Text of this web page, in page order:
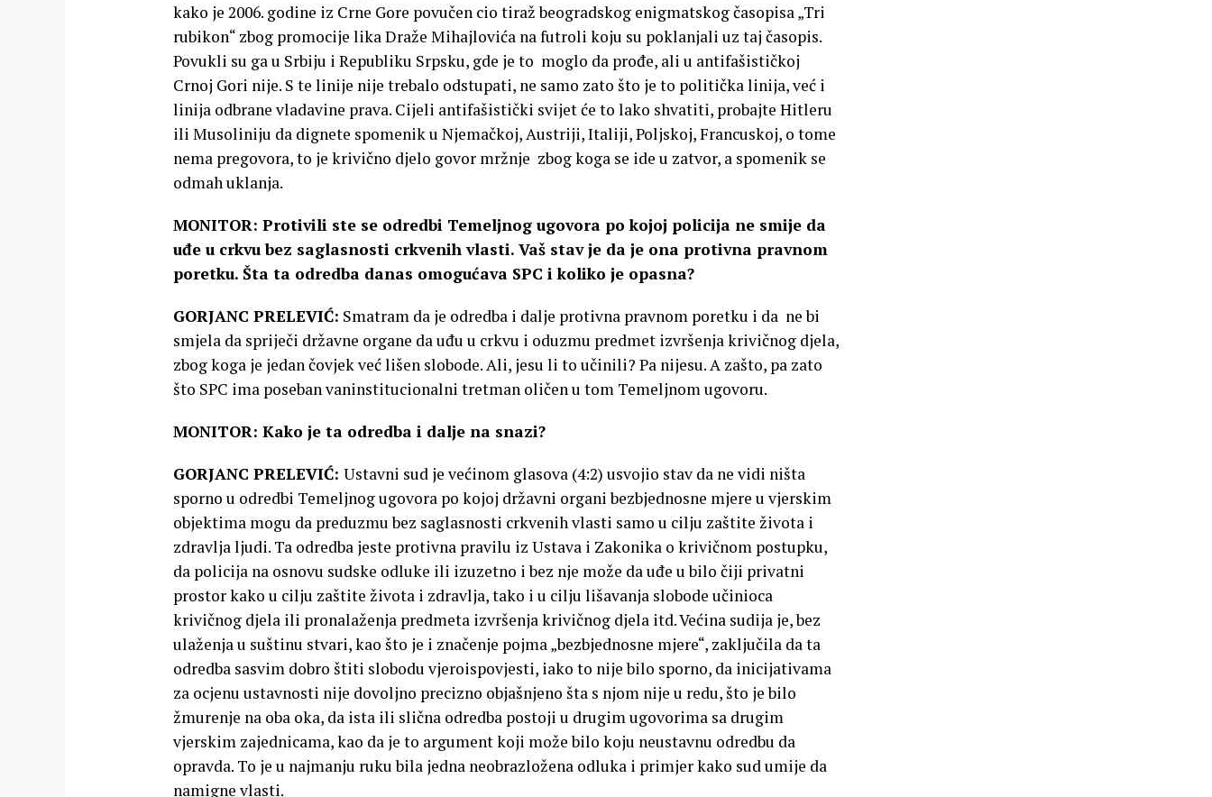
kako je 2006. godine iz Crne Gore povučen cio tiraž beogradskog enigmatskog časopisa „Tri
rubikon“ zbog promocije lika Draže Mihajlovića na futroli koju su poklanjali uz taj časopis.
Povukli su ga u Srbiju i Republiku Srpsku, gde je to moglo da prođe, ali u antifašističkoj
Crnoj Gori nije. S te linije nije trebalo odstupati, ne samo zato što je to politička linija, već i
linija odbrane vladavine prava. Cijeli antifašistički svijet će to lako shvatiti, probajte Hitleru
ili Musoliniju da dignete spomenik u Njemačkoj, Austriji, Italiji, Poljskoj, Francuskoj, o tome
nema pregovora, to je krivično djelo govor mržnje zbog koga se ide u zatvor, a spomenik se
odmah uklanja.
MONITOR: Protivili ste se odredbi Temeljnog ugovora po kojoj policija ne smije da
uđe u crkvu bez saglasnosti crkvenih vlasti. Vaš stav je da je ona protivna pravnom
poretku. Šta ta odredba danas omogućava SPC i koliko je opasna?
GORJANC PRELEVIĆ: Smatram da je odredba i dalje protivna pravnom poretku i da ne bi
smjela da spriječi državne organe da uđu u crkvu i oduzmu predmet izvršenja krivičnog djela,
zbog koga je jedan čovjek već lišen slobode. Ali, jesu li to učinili? Pa nijesu. A zašto, pa zato
što SPC ima poseban vaninstitucionalni tretman oličen u tom Temeljnom ugovoru.
MONITOR: Kako je ta odredba i dalje na snazi?
GORJANC PRELEVIĆ: Ustavni sud je većinom glasova (4:2) usvojio stav da ne vidi ništa
sporno u odredbi Temeljnog ugovora po kojoj državni organi bezbjednosne mjere u vjerskim
objektima mogu da preduzmu bez saglasnosti crkvenih vlasti samo u cilju zaštite života i
zdravlja ljudi. Ta odredba jeste protivna pravilu iz Ustava i Zakonika o krivičnom postupku,
da policija na osnovu sudske odluke ili izuzetno i bez nje može da uđe u bilo čiji privatni
prostor kako u cilju zaštite života i zdravlja, tako i u cilju lišavanja slobode učinioca
krivičnog djela ili pronalaženja predmeta izvršenja krivičnog djela itd. Većina sudija je, bez
ulaženja u suštinu stvari, kao što je i značenje pojma „bezbjednosne mjere“, zaključila da ta
odredba sasvim dobro štiti slobodu vjeroispovjesti, iako to nije bilo sporno, da inicijativama
za ocjenu ustavnosti nije dovoljno precizno objašnjeno šta s njom nije u redu, što je bilo
žmurenje na oba oka, da ista ili slična odredba postoji u drugim ugovorima sa drugim
vjerskim zajednicama, kao da je to argument koji može bilo koju neustavnu odredbu da
opravda. To je u najmanju ruku bila jedna neobrazložena odluka i primjer kako sud umije da
namigne vlasti.